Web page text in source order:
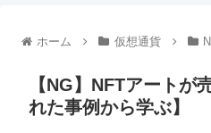
ホーム 仮想通貨
【NG】NFTアートが
れた事例から学ぶ】